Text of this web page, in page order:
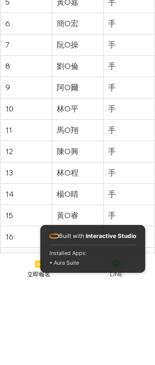
5 黃O嘉 手
6 簡O宏 手
7 阮O操 手
8 劉O倫 手
9 阿O爾 手
10 林O平 手
11 馬O翔 手
12 陳O興 手
13 林O程 手
14 楊O晴 手
15 黃O睿 手
16 曾O銓 手
莫O如
立即報名 LINE
Built with Interactive Studio
Installed Apps:
• Aura Suite